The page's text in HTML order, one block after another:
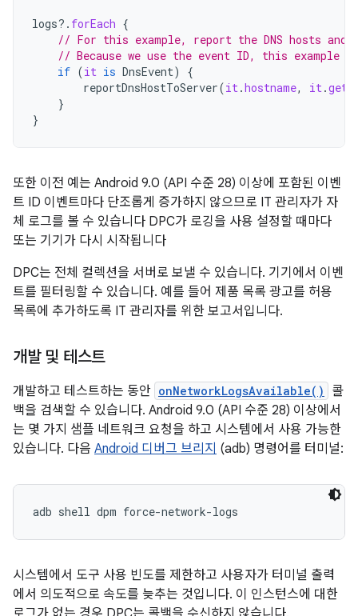
logs?. forEach {
// For this example, report the DNS hosts
// Because we use the event ID, this example
if (it is DnsEvent)
{
reportDnsHostToServer(it.hostname, it.
}
}
또한 이전 예는 Android 9.0 (API 수준 28) 이상에 포함된 이벤
트 ID 이벤트마다 단조롭게 증가하지 않으므로 IT 관리자가 자
체 로그를 볼 수 있습니다 DPC가 로깅을 사용 설정할 때마다
또는 기기가 다시 시작됩니다
DPC는 전체 컬렉션을 서버로 보낼 수 있습니다. 기기에서 이벤
트를 필터링할 수 있습니다. 예를 들어 제품 목록 광고를 허용
목록에 추가하도록 IT 관리자를 위한 보고서입니다.
개발 및 테스트
개발하고 테스트하는 동안 onNetworkLogsAvailable()
콜
백을 검색할 수 있습니다. Android 9.0 (API 수준 28) 이상에서
는 몇 가지 샘플 네트워크 요청을 하고 시스템에서 사용 가능한
있습니다. 다음 Android 디버그 브리지 (adb) 명령어를 터미널:
adb shell dpm force-network-logs
시스템에서 도구 사용 빈도를 제한하고 사용자가 터미널 출력
에서 의도적으로 속도를 늦추는 것입니다. 이 인스턴스에 대한